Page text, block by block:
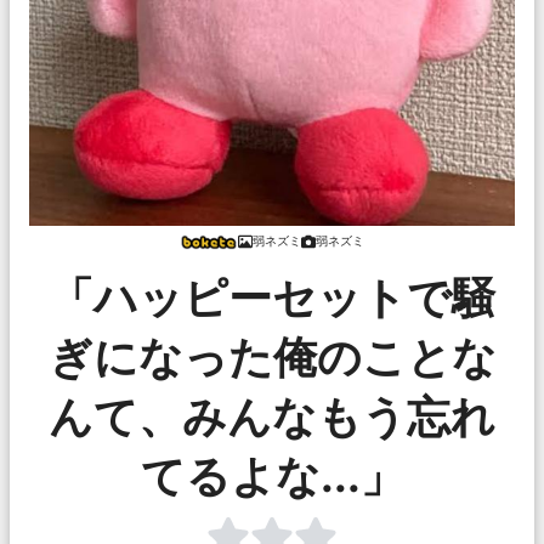
弱ネズミ 弱ネズミ
「ハッピーセットで騒
ぎになった俺のことな
んて、みんなもう忘れ
てるよな...」